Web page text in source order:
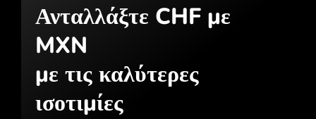
Ανταλλάξτε CHF με
MXN
με τις καλύτερες
ισοτιμίες